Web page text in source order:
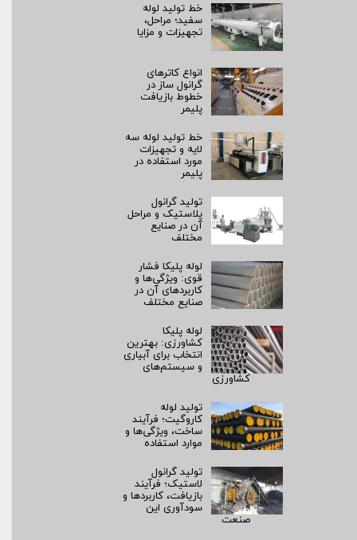
خط تولید لوله
سفید؛ مراحل،
تجهیزات و مزایا
انواع کاترهای
گرانول ساز در
خطوط بازیافت
پلیمر
خط تولید لوله سه
لایه و تجهیزات
مورد استفاده در
پلیمر
تولید گرانول
پلاستیک و مراحل
آن در صنایع
مختلف
لوله پلیکا فشار
قوی: ویژگی‌ها و
کاربردهای آن در
صنایع مختلف
لوله پلیکا
کشاورزی: بهترین
انتخاب برای آبیاری
و سیستم‌های
کشاورزی
تولید لوله
کاروگیت؛ فرآیند
ساخت، ویژگی‌ها و
موارد استفاده
تولید گرانول
لاستیک؛ فرآیند
بازیافت، کاربردها و
سودآوری این
صنعت